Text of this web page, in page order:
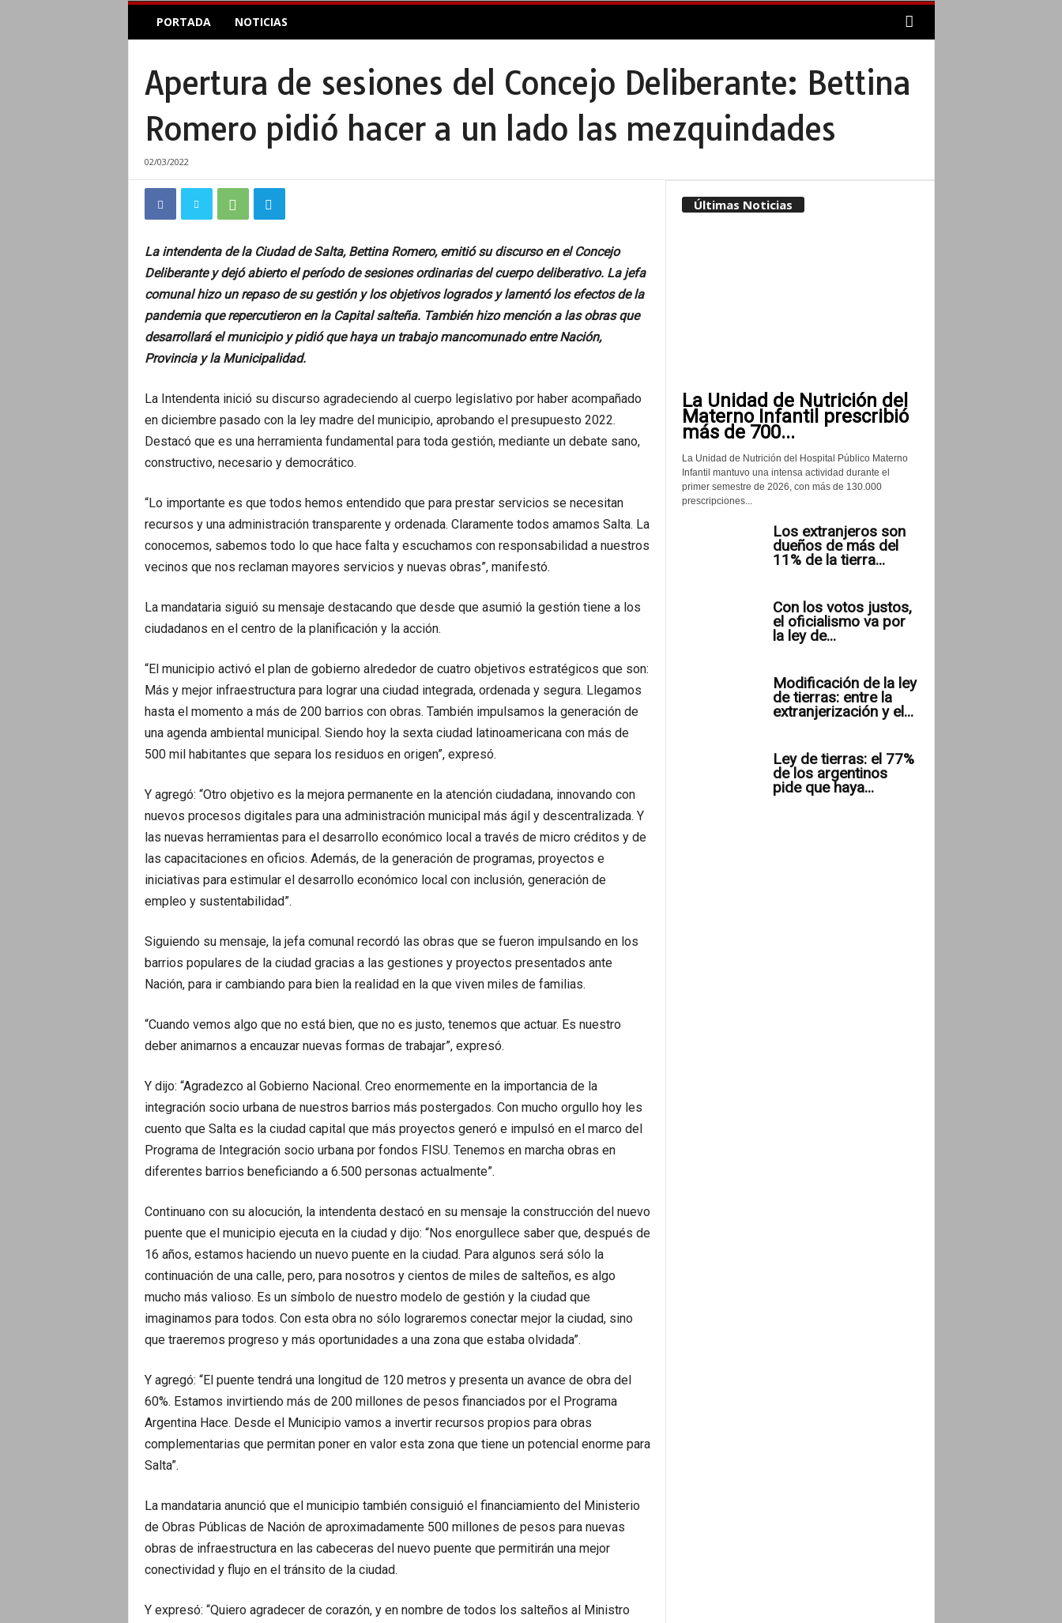
E
A
PORTADA NOTICIAS
Apertura de sesiones del Concejo Deliberante: Bettina
Romero pidió hacer a un lado las mezquindades
02/03/2022
La intendenta de la Ciudad de Salta, Bettina Romero, emitió su discurso en el Concejo
Deliberante y dejó abierto el período de sesiones ordinarias del cuerpo deliberativo. La jefa
comunal hizo un repaso de su gestión y los objetivos logrados y lamentó los efectos de la
pandemia que repercutieron en la Capital salteña. También hizo mención a las obras que
desarrollará el municipio y pidió que haya un trabajo mancomunado entre Nación,
Provincia y la Municipalidad.
La Intendenta inició su discurso agradeciendo al cuerpo legislativo por haber acompañado
en diciembre pasado con la ley madre del municipio, aprobando el presupuesto 2022.
Destacó que es una herramienta fundamental para toda gestión, mediante un debate sano,
constructivo, necesario y democrático.
“Lo importante es que todos hemos entendido que para prestar servicios se necesitan
recursos y una administración transparente y ordenada. Claramente todos amamos Salta. La
conocemos, sabemos todo lo que hace falta y escuchamos con responsabilidad a nuestros
vecinos que nos reclaman mayores servicios y nuevas obras”, manifestó.
La mandataria siguió su mensaje destacando que desde que asumió la gestión tiene a los
ciudadanos en el centro de la planificación y la acción.
“El municipio activó el plan de gobierno alrededor de cuatro objetivos estratégicos que son:
Más y mejor infraestructura para lograr una ciudad integrada, ordenada y segura. Llegamos
hasta el momento a más de 200 barrios con obras. También impulsamos la generación de
una agenda ambiental municipal. Siendo hoy la sexta ciudad latinoamericana con más de
500 mil habitantes que separa los residuos en origen”, expresó.
Y agregó: “Otro objetivo es la mejora permanente en la atención ciudadana, innovando con
nuevos procesos digitales para una administración municipal más ágil y descentralizada. Y
las nuevas herramientas para el desarrollo económico local a través de micro créditos y de
las capacitaciones en oficios. Además, de la generación de programas, proyectos e
iniciativas para estimular el desarrollo económico local con inclusión, generación de
empleo y sustentabilidad”.
Siguiendo su mensaje, la jefa comunal recordó las obras que se fueron impulsando en los
barrios populares de la ciudad gracias a las gestiones y proyectos presentados ante
Nación, para ir cambiando para bien la realidad en la que viven miles de familias.
“Cuando vemos algo que no está bien, que no es justo, tenemos que actuar. Es nuestro
deber animarnos a encauzar nuevas formas de trabajar”, expresó.
Y dijo: “Agradezco al Gobierno Nacional. Creo enormemente en la importancia de la
integración socio urbana de nuestros barrios más postergados. Con mucho orgullo hoy les
cuento que Salta es la ciudad capital que más proyectos generó e impulsó en el marco del
Programa de Integración socio urbana por fondos FISU. Tenemos en marcha obras en
diferentes barrios beneficiando a 6.500 personas actualmente”.
Continuano con su alocución, la intendenta destacó en su mensaje la construcción del nuevo
puente que el municipio ejecuta en la ciudad y dijo: “Nos enorgullece saber que, después de
16 años, estamos haciendo un nuevo puente en la ciudad. Para algunos será sólo la
continuación de una calle, pero, para nosotros y cientos de miles de salteños, es algo
mucho más valioso. Es un símbolo de nuestro modelo de gestión y la ciudad que
imaginamos para todos. Con esta obra no sólo lograremos conectar mejor la ciudad, sino
que traeremos progreso y más oportunidades a una zona que estaba olvidada”.
Y agregó: “El puente tendrá una longitud de 120 metros y presenta un avance de obra del
60%. Estamos invirtiendo más de 200 millones de pesos financiados por el Programa
Argentina Hace. Desde el Municipio vamos a invertir recursos propios para obras
complementarias que permitan poner en valor esta zona que tiene un potencial enorme para
Salta”.
La mandataria anunció que el municipio también consiguió el financiamiento del Ministerio
de Obras Públicas de Nación de aproximadamente 500 millones de pesos para nuevas
obras de infraestructura en las cabeceras del nuevo puente que permitirán una mejor
conectividad y flujo en el tránsito de la ciudad.
Y expresó: “Quiero agradecer de corazón, y en nombre de todos los salteños al Ministro
Últimas Noticias
La Unidad de Nutrición del
Materno Infantil prescribió
más de 700...
La Unidad de Nutrición del Hospital Público Materno
Infantil mantuvo una intensa actividad durante el
primer semestre de 2026, con más de 130.000
prescripciones...
Los extranjeros son
dueños de más del
11% de la tierra...
Con los votos justos,
el oficialismo va por
la ley de...
Modificación de la ley
de tierras: entre la
extranjerización y el...
Ley de tierras: el 77%
de los argentinos
pide que haya...